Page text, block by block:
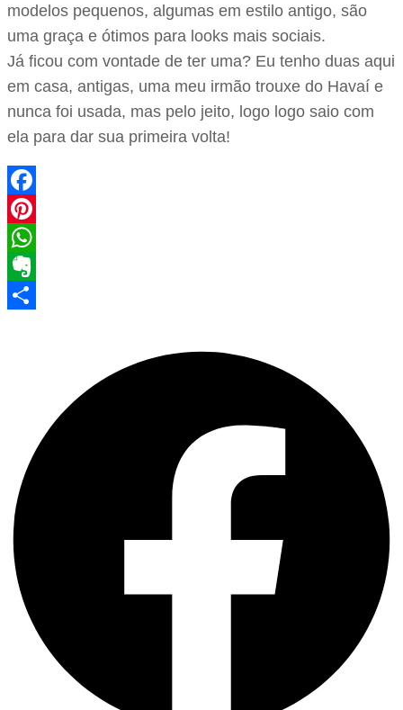
modelos pequenos, algumas em estilo antigo, são
uma graça e ótimos para looks mais sociais.
Já ficou com vontade de ter uma? Eu tenho duas aqui
em casa, antigas, uma meu irmão trouxe do Havaí e
nunca foi usada, mas pelo jeito, logo logo saio com
ela para dar sua primeira volta!
Facebook
Pinterest
WhatsApp
Evernote